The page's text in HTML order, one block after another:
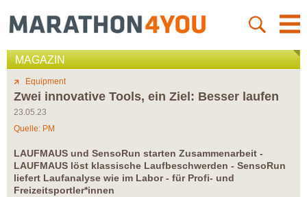
MAGAZIN
Equipment
Zwei innovative Tools, ein Ziel: Besser laufen
23.05.23
Quelle: PM
LAUFMAUS und SensoRun starten Zusammenarbeit -
LAUFMAUS löst klassische Laufbeschwerden - SensoRun
liefert Laufanalyse wie im Labor - für Profi- und
Freizeitsportler*innen